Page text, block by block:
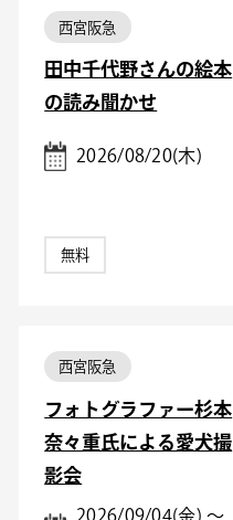
西宮阪急
田中千代野さんの絵本
の読み聞かせ
2026/08/20(木)
無料
西宮阪急
フォトグラファー杉本
奈々重氏による愛犬撮
影会
2026/09/04(金) ～